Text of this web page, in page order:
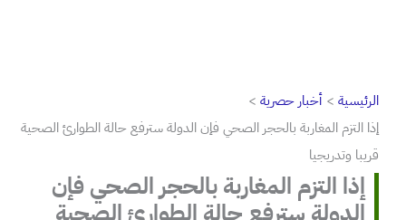
الرئيسية
أخبار حصرية
إذا التزم المغاربة بالحجر الصحي فإن الدولة سترفع حالة الطوارئ الصحية
قريبا وتدريجيا
إذا التزم المغاربة بالحجر الصحي فإن
الدولة سترفع حالة الطوارئ الصحية